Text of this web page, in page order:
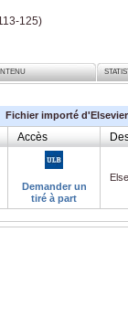
125)
Fichier importé d'Elsevier
Accès
Demander un
tiré à part